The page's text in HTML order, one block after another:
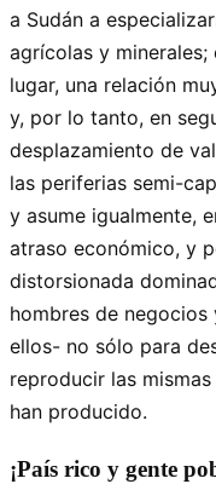
a Sudán a
agrícolas y
lugar, una relación
y, por lo tanto, en
desplazamiento de
las periferias semi-
y asume igualmente,
atraso económico, y
distorsionada
hombres de
ellos- no sólo para
reproducir las
han producido.
¡País rico y gente